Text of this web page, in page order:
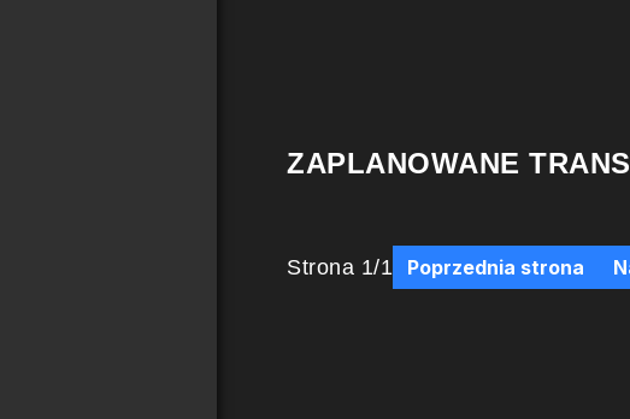
ZAPLANOWANE
Strona 1/1 Poprzednia strona